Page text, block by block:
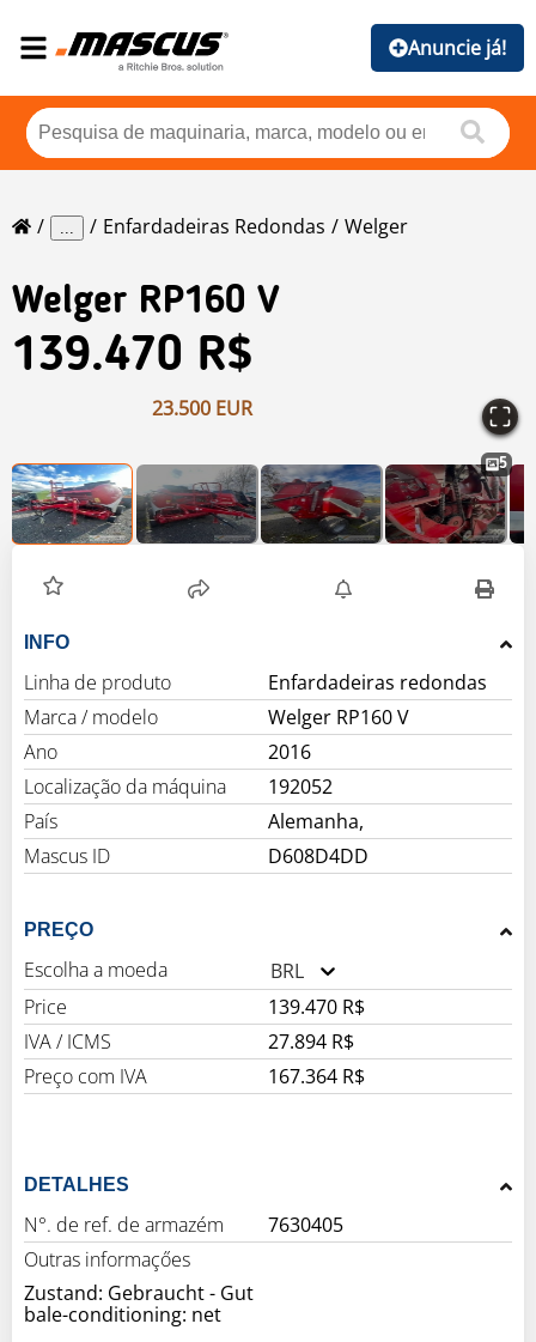
Anuncie já!
... Enfardadeiras Redondas Welger
Welger RP160 V
139.470 R$
23.500 EUR
5
INFO
Linha de produto
Enfardadeiras redondas
Marca / modelo
Welger RP160 V
Ano
2016
Localização da máquina
192052
País
Alemanha,
Mascus ID
D608D4DD
PREÇO
Escolha a moeda
BRL
Price
139.470 R$
IVA / ICMS
27.894 R$
Preço com IVA
167.364 R$
DETALHES
N°. de ref. de armazém
7630405
Outras informaçőes
Zustand: Gebraucht - Gut
bale-conditioning: net